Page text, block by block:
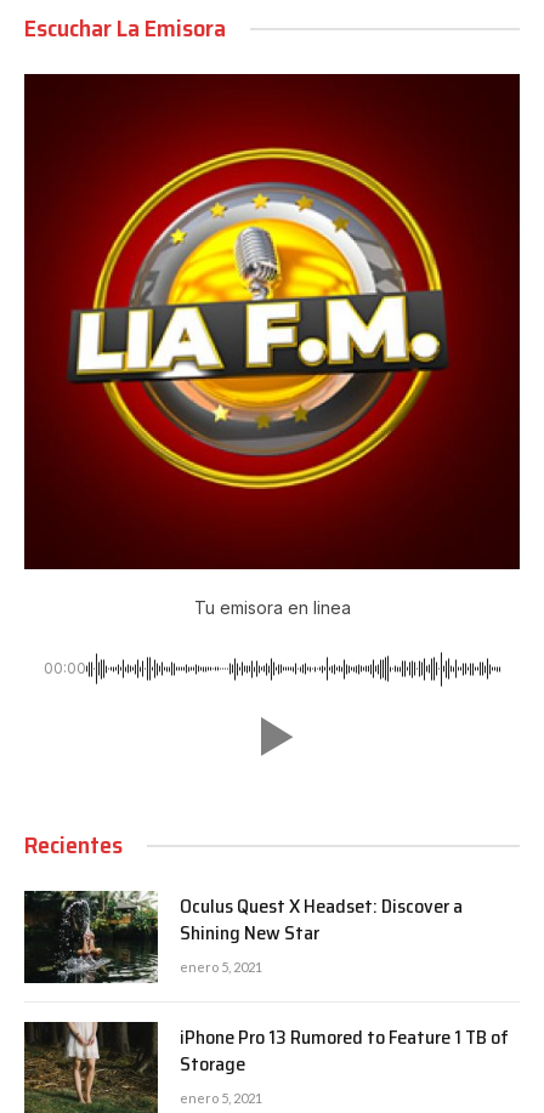
Escuchar La Emisora
Tu emisora en linea
00:00
Recientes
Oculus Quest X Headset: Discover a
Shining New Star
enero 5, 2021
iPhone Pro 13 Rumored to Feature 1 TB of
Storage
enero 5, 2021